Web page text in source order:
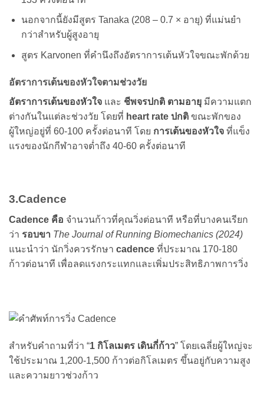
นอกจากนี้ยังมีสูตร Tanaka (208 – 0.7 × อายุ) ที่แม่นยำ
กว่าสำหรับผู้สูงอายุ
สูตร Karvonen ที่คำนึงถึงอัตราการเต้นหัวใจขณะพักด้วย
อัตราการเต้นของหัวใจตามช่วงวัย
อัตราการเต้นของหัวใจ และ ชีพจรปกติ ตามอายุ มีความแตก
ต่างกันในแต่ละช่วงวัย โดยที่ heart rate ปกติ ขณะพักของ
ผู้ใหญ่อยู่ที่ 60-100 ครั้งต่อนาที โดย การเต้นของหัวใจ ที่แข็ง
แรงของนักกีฬาอาจต่ำถึง 40-60 ครั้งต่อนาที
3.Cadence
Cadence คือ จำนวนก้าวที่คุณวิ่งต่อนาที หรือที่บางคนเรียก
ว่า รอบขา The Journal of Running Biomechanics (2024)
แนะนำว่า นักวิ่งควรรักษา cadence ที่ประมาณ 170-180
ก้าวต่อนาที เพื่อลดแรงกระแทกและเพิ่มประสิทธิภาพการวิ่ง
สำหรับคำถามที่ว่า “1 กิโลเมตร เดินกี่ก้าว” โดยเฉลี่ยผู้ใหญ่จะ
ใช้ประมาณ 1,200-1,500 ก้าวต่อกิโลเมตร ขึ้นอยู่กับความสูง
และความยาวช่วงก้าว